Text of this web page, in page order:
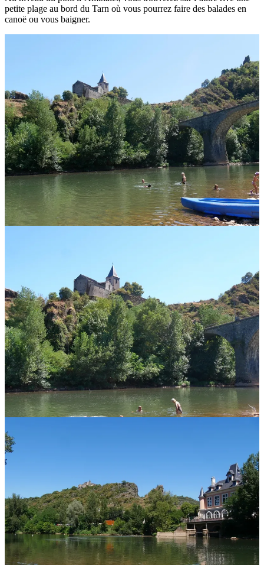
petite plage au bord du Tarn où vous pourrez faire des balades en
canoë ou vous baigner.